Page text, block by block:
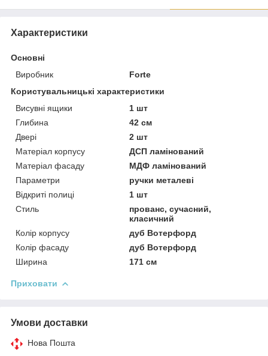
Характеристики
Основні
Виробник
Forte
Користувальницькі характеристики
Висувні ящики
1 шт
Глибина
42 см
Двері
2 шт
Матеріал корпусу
ДСП ламінований
Матеріал фасаду
МДФ ламінований
Параметри
ручки металеві
Відкриті полиці
1 шт
Стиль
прованс, сучасний,
класичний
Колір корпусу
дуб Вотерфорд
Колір фасаду
дуб Вотерфорд
Ширина
171 см
Приховати
Умови доставки
Нова Пошта